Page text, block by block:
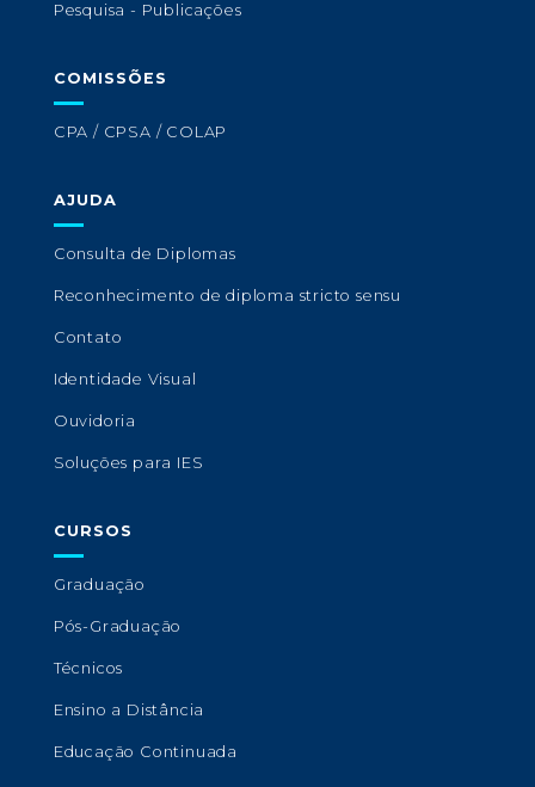
Pesquisa - Publicações
COMISSÕES
CPA / CPSA / COLAP
AJUDA
Consulta de Diplomas
Reconhecimento de diploma stricto sensu
Contato
Identidade Visual
Ouvidoria
Soluções para IES
CURSOS
Graduação
Pós-Graduação
Técnicos
Ensino a Distância
Educação Continuada